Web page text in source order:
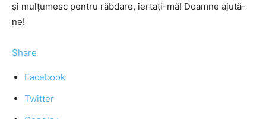
şi mulţumesc pentru răbdare, iertaţi-mă! Doamne ajută-
ne!
Share
Facebook
Twitter